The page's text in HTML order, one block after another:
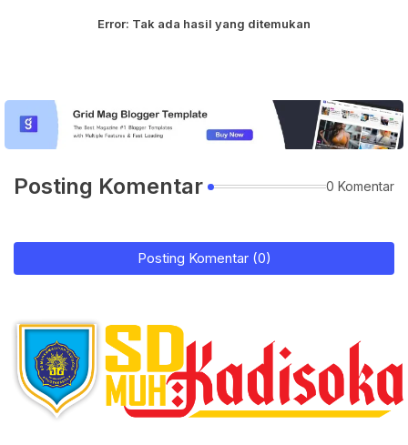
Error: Tak ada hasil yang ditemukan
Posting Komentar 0 Komentar
Posting Komentar (0)